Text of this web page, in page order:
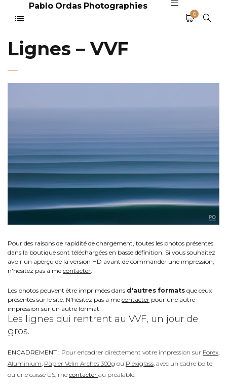
Pablo Ordas Photographies
0
Lignes – VVF
Pour des raisons de rapidité de chargement, toutes les photos présentes
dans la boutique sont téléchargées en basse définition. Si vous souhaitez
avoir un aperçu de la version HD avant de commander une impression,
n'hésitez pas à me contacter
Les photos peuvent être imprimées dans d'autres formats que ceux
présentés sur le site. N'hésitez pas à me contacter pour une autre
impression sur un autre format.
Les lignes qui rentrent au VVF, un jour de
gros.
ENCADREMENT : Pour encadrer directement votre impression sur Forex
Aluminium Papier Velin Arches 300g ou Plexiglass , avec un cadre boite
ou une caisse US, me contacter au préalable.